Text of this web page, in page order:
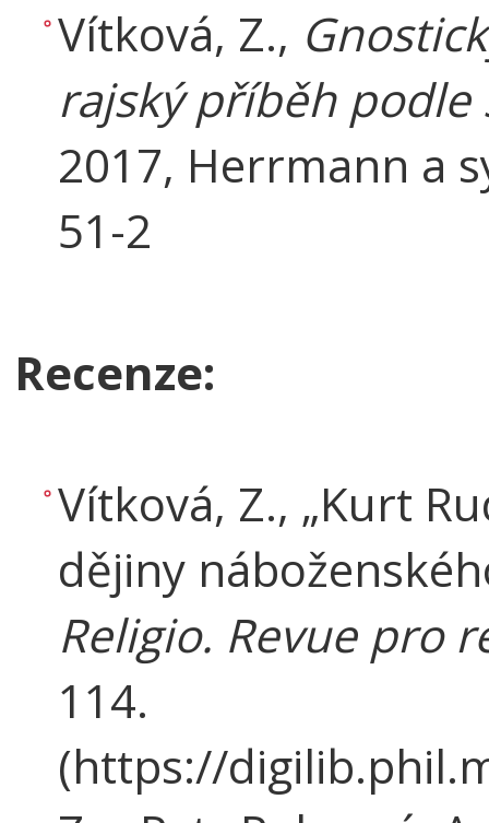
Vítková, Z.,
rajský příběh
2017, Herrmann a
51-2
Recenze:
Vítková, Z., „Kurt
dějiny
Religio. Revue pro
114.
(https://